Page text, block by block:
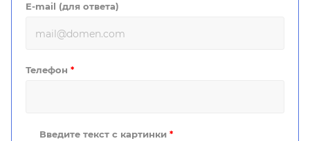
E-mail (для ответа)
Телефон *
Введите текст с картинки *